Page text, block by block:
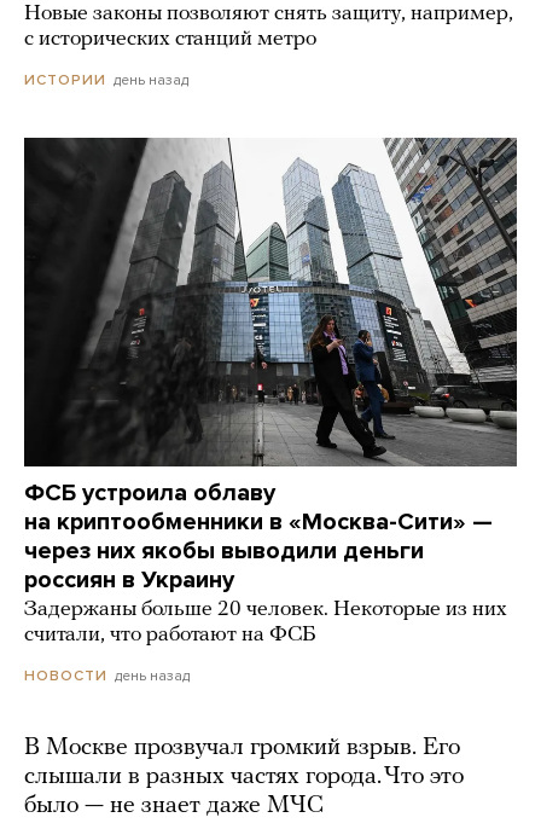
Новые законы позволяют снять защиту, например,
с исторических станций метро
ИСТОРИИ день назад
ФСБ устроила облаву
на криптообменники в «Москва-Сити» —
через них якобы выводили деньги
россиян в Украину
Задержаны больше 20 человек. Некоторые из них
считали, что работают на ФСБ
НОВОСТИ день назад
В Москве прозвучал громкий взрыв. Его
слышали в разных частях города. Что это
было — не знает даже МЧС